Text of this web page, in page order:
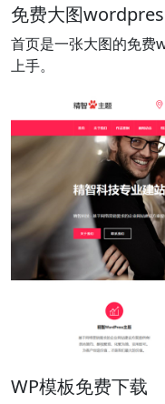
免费大图
首页是一张大图的免
上手。
WP模板免费下载